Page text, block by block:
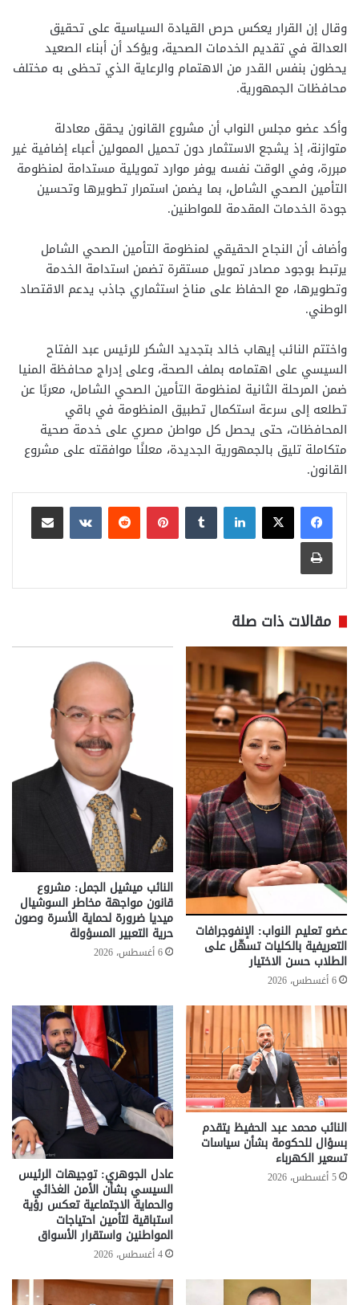
وقال إن القرار يعكس حرص القيادة السياسية على تحقيق
العدالة في تقديم الخدمات الصحية، ويؤكد أن أبناء الصعيد
يحظون بنفس القدر من الاهتمام والرعاية الذي تحظى به مختلف
محافظات الجمهورية.
وأكد عضو مجلس النواب أن مشروع القانون يحقق معادلة
متوازنة، إذ يشجع الاستثمار دون تحميل الممولين أعباء إضافية غير
مبررة، وفي الوقت نفسه يوفر موارد تمويلية مستدامة لمنظومة
التأمين الصحي الشامل، بما يضمن استمرار تطويرها وتحسين
جودة الخدمات المقدمة للمواطنين.
وأضاف أن النجاح الحقيقي لمنظومة التأمين الصحي الشامل
يرتبط بوجود مصادر تمويل مستقرة تضمن استدامة الخدمة
وتطويرها، مع الحفاظ على مناخ استثماري جاذب يدعم الاقتصاد
الوطني.
واختتم النائب إيهاب خالد بتجديد الشكر للرئيس عبد الفتاح
السيسي على اهتمامه بملف الصحة، وعلى إدراج محافظة المنيا
ضمن المرحلة الثانية لمنظومة التأمين الصحي الشامل، معربًا عن
تطلعه إلى سرعة استكمال تطبيق المنظومة في باقي
المحافظات، حتى يحصل كل مواطن مصري على خدمة صحية
متكاملة تليق بالجمهورية الجديدة، معلنًا موافقته على مشروع
القانون.
لينكدإن بينتيريست
مشاركة عبر البريد
طباعة
مقالات ذات صلة
عضو تعليم النواب: الإنفوجرافات
التعريفية بالكليات تسهّل على
الطلاب حسن الاختيار
6 أغسطس، 2026
النائب ميشيل الجمل: مشروع
قانون مواجهة مخاطر السوشيال
ميديا ضرورة لحماية الأسرة وصون
حرية التعبير المسؤولة
6 أغسطس، 2026
النائب محمد عبد الحفيظ يتقدم
بسؤال للحكومة بشأن سياسات
تسعير الكهرباء
5 أغسطس، 2026 عادل الجوهري: توجيهات الرئيس
السيسي بشأن الأمن الغذائي
والحماية الاجتماعية تعكس رؤية
استباقية لتأمين احتياجات
المواطنين واستقرار الأسواق
4 أغسطس، 2026